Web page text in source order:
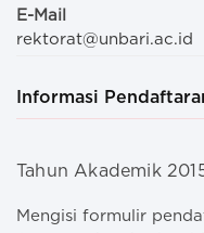
E-Mail
rektorat@unbari.ac.id
Informasi
Tahun Akademik
Mengisi formulir